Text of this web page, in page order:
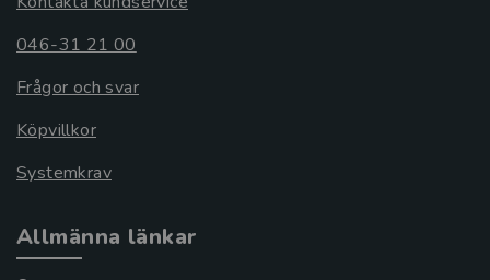
046-31 21 00
Frågor och svar
Köpvillkor
Systemkrav
Allmänna länkar